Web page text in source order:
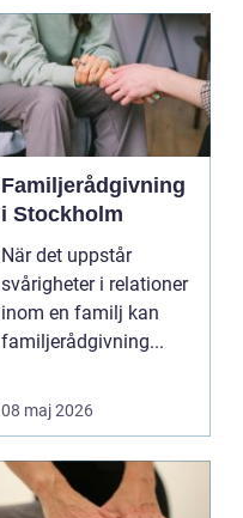
Familjerådgivning
i Stockholm
När det uppstår
svårigheter i relationer
inom en familj kan
familjerådgivning...
08 maj 2026